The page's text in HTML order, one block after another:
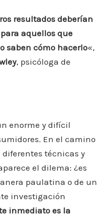
resultados deberían
aquellos que
saben cómo hacerlo«,
, psicóloga de
enorme y difícil
En el camino
técnicas y
el dilema: ¿es
paulatina o de un
investigación
inmediato es la